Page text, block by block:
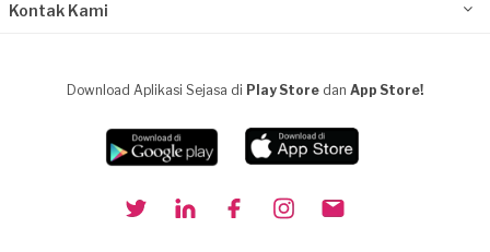
Kontak Kami
Download Aplikasi Sejasa di Play Store dan App Store!